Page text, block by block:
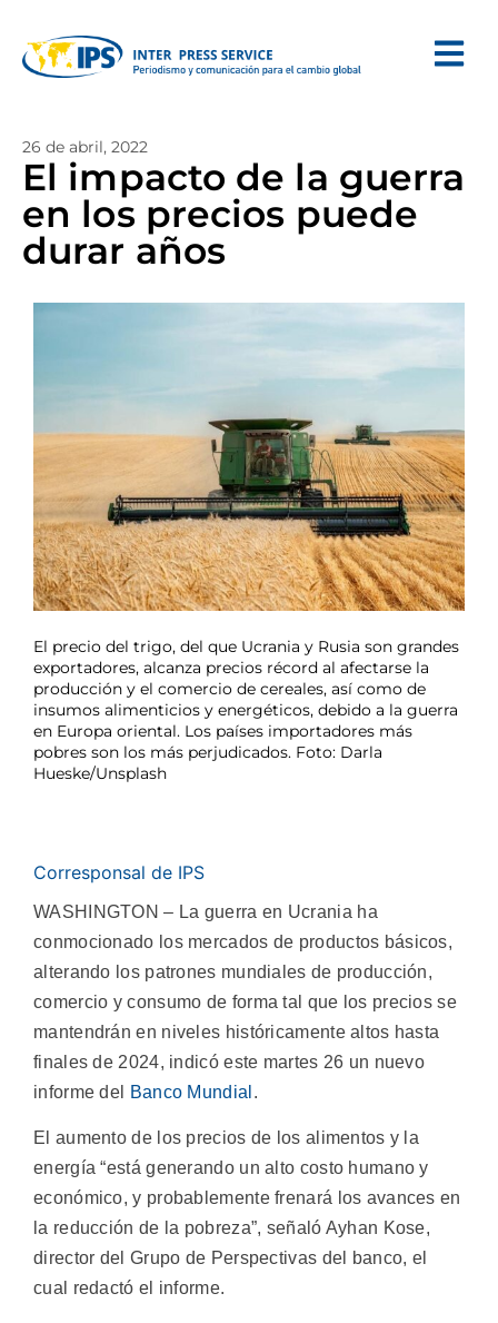
26 de abril, 2022
El impacto de la guerra
en los precios puede
durar años
El precio del trigo, del que Ucrania y Rusia son grandes
exportadores, alcanza precios récord al afectarse la
producción y el comercio de cereales, así como de
insumos alimenticios y energéticos, debido a la guerra
en Europa oriental. Los países importadores más
pobres son los más perjudicados. Foto: Darla
Hueske/Unsplash
Corresponsal de IPS
WASHINGTON – La guerra en Ucrania ha
conmocionado los mercados de productos básicos,
alterando los patrones mundiales de producción,
comercio y consumo de forma tal que los precios se
mantendrán en niveles históricamente altos hasta
finales de 2024, indicó este martes 26 un nuevo
informe del
Banco Mundial .
El aumento de los precios de los alimentos y la
energía “está generando un alto costo humano y
económico, y probablemente frenará los avances en
la reducción de la pobreza”, señaló Ayhan Kose,
director del Grupo de Perspectivas del banco, el
cual redactó el informe.